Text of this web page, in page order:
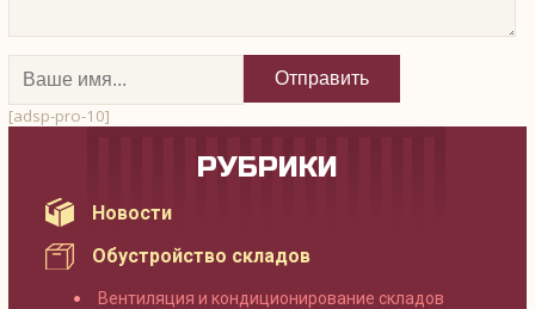
[adsp-pro-10]
РУБРИКИ
Новости
Обустройство складов
Вентиляция и кондиционирование складов